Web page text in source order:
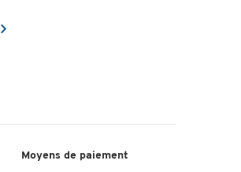
Moyens de paiement